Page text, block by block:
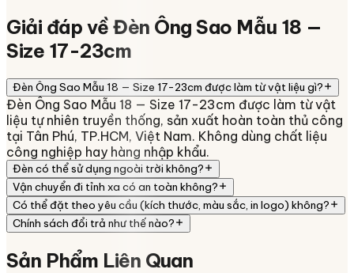
Giải đáp vềĐèn Ông Sao Mẫu 18 —
Size 17-23cm
Đèn Ông Sao Mẫu 18 — Size 17-23cm được làm từ vật liệu gì?
Đèn Ông Sao Mẫu 18 — Size 17-23cm được làm từ vật
liệu tự nhiên truyền thống, sản xuất hoàn toàn thủ công
tại Tân Phú, TP.HCM, Việt Nam. Không dùng chất liệu
công nghiệp hay hàng nhập khẩu.
Đèn có thể sử dụng ngoài trời không?
Vận chuyển đi tỉnh xa có an toàn không?
Có thể đặt theo yêu cầu (kích thước, màu sắc, in logo) không?
Chính sách đổi trả như thế nào?
Sản Phẩm Liên Quan